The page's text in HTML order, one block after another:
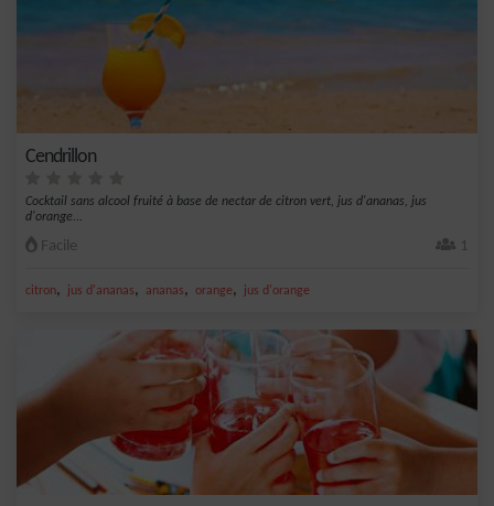
Cendrillon
Cocktail sans alcool fruité à base de nectar de citron vert, jus d'ananas, jus
d'orange...
Facile 1
citron, jus d'ananas, ananas, orange, jus d'orange